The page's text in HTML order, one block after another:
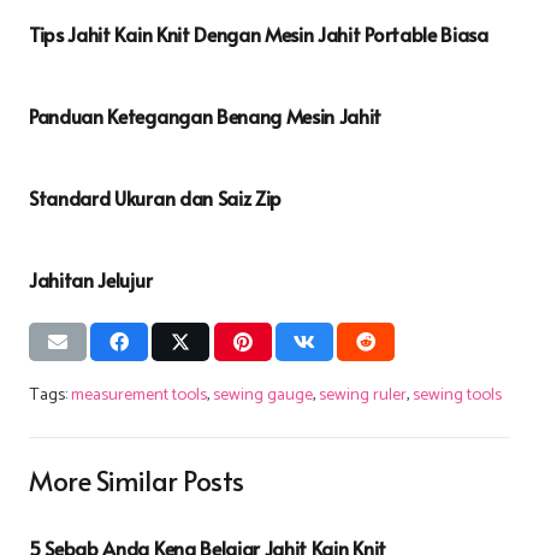
Tips Jahit Kain Knit Dengan Mesin Jahit Portable Biasa
Panduan Ketegangan Benang Mesin Jahit
Standard Ukuran dan Saiz Zip
Jahitan Jelujur
Tags:measurement tools,sewing gauge,sewing ruler,sewing tools
More Similar Posts